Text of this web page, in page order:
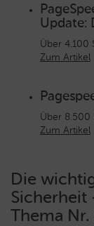
Update:
Über 4.100
Zum Artikel
Über 8.500
Zum Artikel
Die
Sicherheit
Thema Nr.